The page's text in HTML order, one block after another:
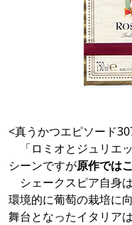
<真うかつエピソード
「ロミオとジュリエ
シーンですが原作では
シェークスピア自身
環境的に葡萄の栽培に
舞台となったイタリア